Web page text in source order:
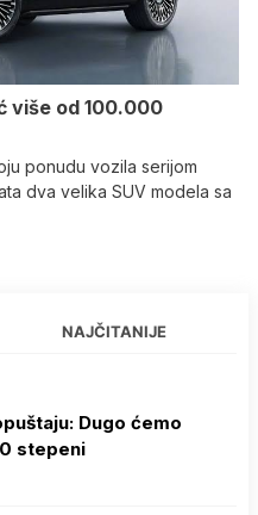
više od 100.000
ponudu vozila serijom
dva velika SUV modela sa
NAJČITANIJE
Dugo ćemo
stepeni